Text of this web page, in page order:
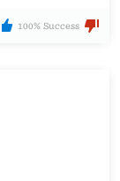
100% Success